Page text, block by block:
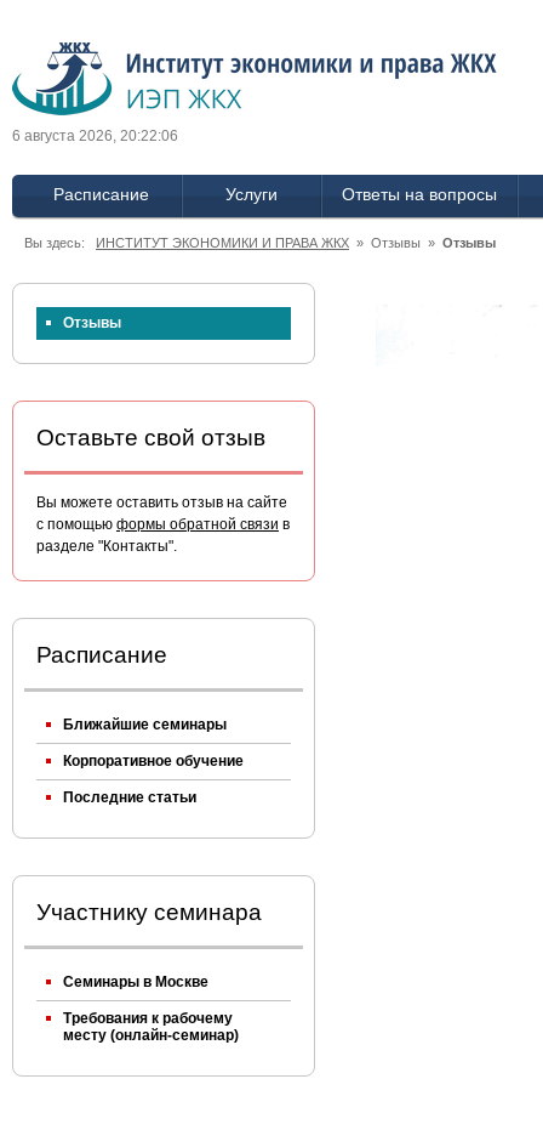
6 августа 2026, 20:22:06
Расписание Услуги Ответы на вопросы
Вы здесь: ИНСТИТУТ ЭКОНОМИКИ И ПРАВА ЖКХ » Отзывы » Отзывы
Отзывы
Оставьте свой отзыв
Вы можете оставить отзыв на сайте
с помощью формы обратной связи в
разделе "Контакты".
Расписание
Ближайшие семинары
Корпоративное обучение
Последние статьи
Участнику семинара
Семинары в Москве
Требования к рабочему
месту (онлайн-семинар)